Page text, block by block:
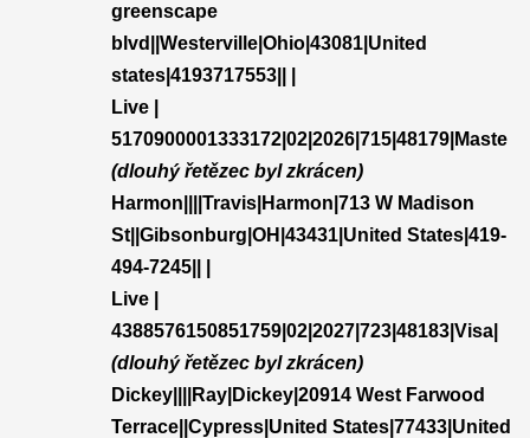
greenscape
blvd||Westerville|Ohio|43081|United
states|4193717553|| |
Live |
5170900001333172|02|2026|715|48179|Maste
(dlouhý řetězec byl zkrácen)
Harmon||||Travis|Harmon|713 W Madison
St||Gibsonburg|OH|43431|United States|419-
494-7245|| |
Live |
4388576150851759|02|2027|723|48183|Visa|
(dlouhý řetězec byl zkrácen)
Dickey||||Ray|Dickey|20914 West Farwood
Terrace||Cypress|United States|77433|United